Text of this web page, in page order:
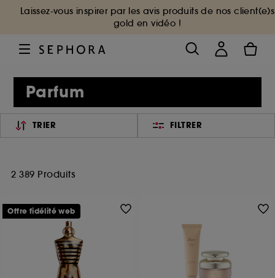
Laissez-vous inspirer par les avis produits de nos client(e)s
gold en vidéo !
Parfum
TRIER FILTRER
2 389 Produits
Offre fidélité web